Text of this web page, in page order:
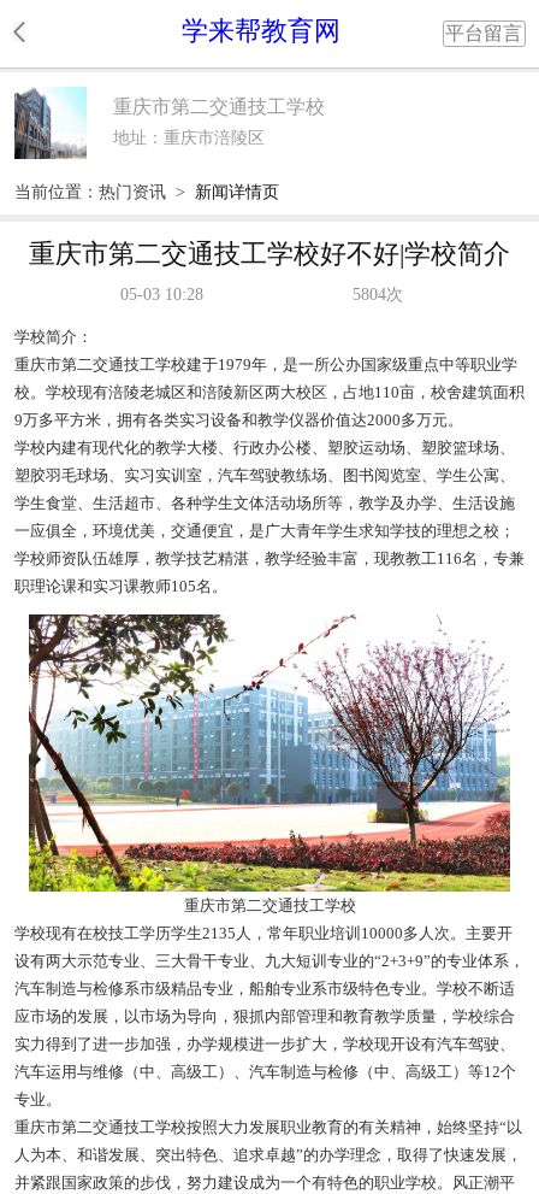
学来帮教育网 平台留言
重庆市第二交通技工学校
地址：重庆市涪陵区
当前位置： 热门资讯 > 新闻详情页
重庆市第二交通技工学校好不好|学校简介
05-03 10:28 5804次
学校简介：
重庆市第二交通技工学校建于1979年，是一所公办国家级重点中等职业学
校。学校现有涪陵老城区和涪陵新区两大校区，占地110亩，校舍建筑面积
9万多平方米，拥有各类实习设备和教学仪器价值达2000多万元。
学校内建有现代化的教学大楼、行政办公楼、塑胶运动场、塑胶篮球场、
塑胶羽毛球场、实习实训室，汽车驾驶教练场、图书阅览室、学生公寓、
学生食堂、生活超市、各种学生文体活动场所等，教学及办学、生活设施
一应俱全，环境优美，交通便宜，是广大青年学生求知学技的理想之校；
学校师资队伍雄厚，教学技艺精湛，教学经验丰富，现教教工116名，专兼
职理论课和实习课教师105名。
重庆市第二交通技工学校
学校现有在校技工学历学生2135人，常年职业培训10000多人次。主要开
设有两大示范专业、三大骨干专业、九大短训专业的“2+3+9”的专业体系，
汽车制造与检修系市级精品专业，船舶专业系市级特色专业。学校不断适
应市场的发展，以市场为导向，狠抓内部管理和教育教学质量，学校综合
实力得到了进一步加强，办学规模进一步扩大，学校现开设有汽车驾驶、
汽车运用与维修（中、高级工）、汽车制造与检修（中、高级工）等12个
专业。
重庆市第二交通技工学校按照大力发展职业教育的有关精神，始终坚持“以
人为本、和谐发展、突出特色、追求卓越”的办学理念，取得了快速发展，
并紧跟国家政策的步伐，努力建设成为一个有特色的职业学校。风正潮平